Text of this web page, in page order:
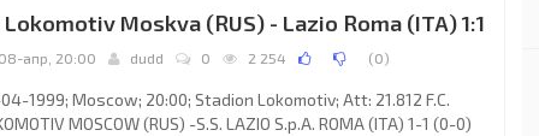
Lokomotiv Moskva (RUS) - Lazio Roma (ITA) 1:1
08-апр, 20:00 dudd 0 2 254 (0)
1999; Moscow; 20:00; Stadion Lokomotiv; Att: 21.812 F.C.
MOSCOW (RUS) -S.S. LAZIO S.p.A. ROMA (ITA) 1-1 (0-0)